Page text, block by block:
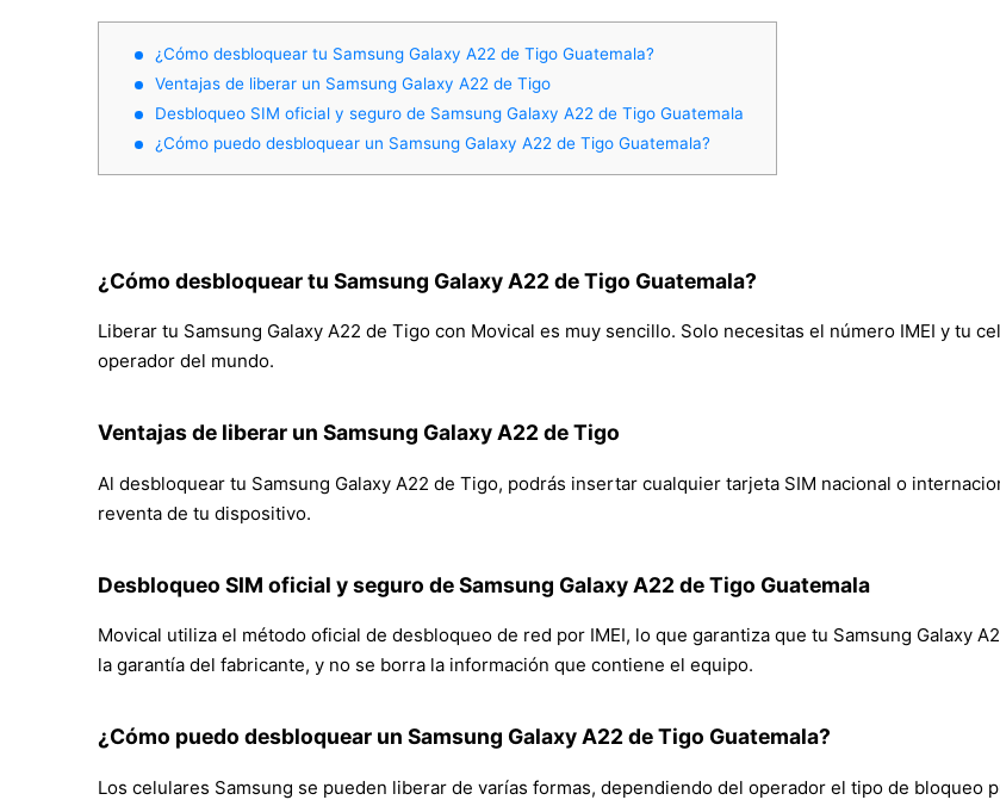
¿Cómo desbloquear tu Samsung Galaxy A22 de Tigo Guatemala?
Ventajas de liberar un Samsung Galaxy A22 de Tigo
Desbloqueo SIM oficial y seguro de Samsung Galaxy A22 de Tigo Guatemala
¿Cómo puedo desbloquear un Samsung Galaxy A22 de Tigo Guatemala?
¿Cómo desbloquear tu Samsung Galaxy A22 de Tigo Guatemala?
Liberar tu Samsung Galaxy A22 de Tigo con Movical es muy sencillo. Solo necesitas el número IMEI y tu
operador del mundo.
Ventajas de liberar un Samsung Galaxy A22 de Tigo
Al desbloquear tu Samsung Galaxy A22 de Tigo, podrás insertar cualquier tarjeta SIM nacional o
reventa de tu dispositivo.
Desbloqueo SIM oficial y seguro de Samsung Galaxy A22 de Tigo Guatemala
Movical utiliza el método oficial de desbloqueo de red por IMEI, lo que garantiza que tu Samsung Galaxy
la garantía del fabricante, y no se borra la información que contiene el equipo.
¿Cómo puedo desbloquear un Samsung Galaxy A22 de Tigo Guatemala?
Los celulares Samsung se pueden liberar de varías formas, dependiendo del operador el tipo de bloqueo